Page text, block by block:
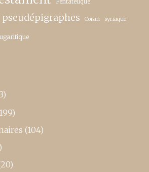
pseudépigraphes Coran syriaque
(104)